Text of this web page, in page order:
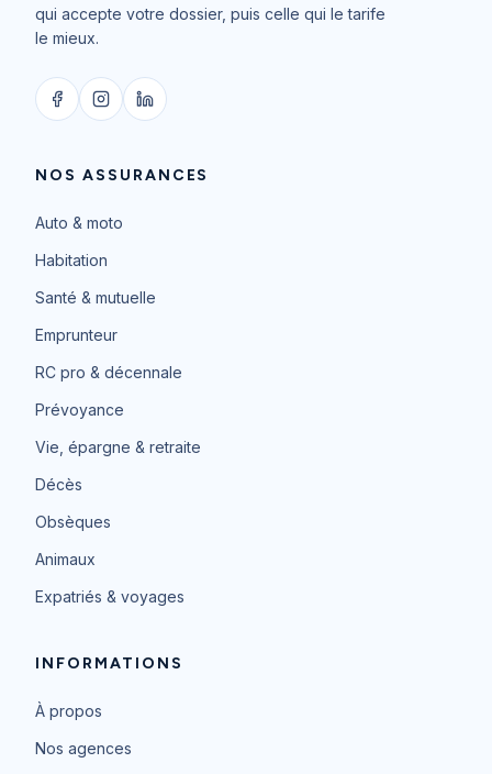
qui accepte votre dossier, puis celle qui le tarife
le mieux.
NOS ASSURANCES
Auto & moto
Habitation
Santé & mutuelle
Emprunteur
RC pro & décennale
Prévoyance
Vie, épargne & retraite
Décès
Obsèques
Animaux
Expatriés & voyages
INFORMATIONS
À propos
Nos agences